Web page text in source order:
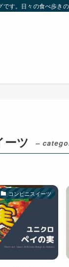
す。日々の食べ歩き
ーツ –
コンビニスイーツ